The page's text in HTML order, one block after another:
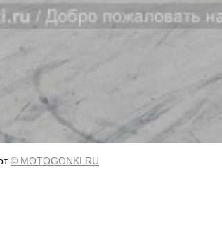
© MOTOGONKI.RU